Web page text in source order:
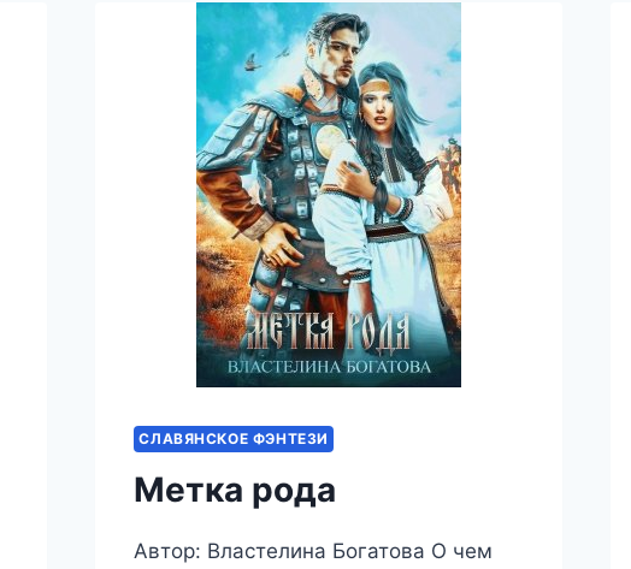
МУЖСКОЙ
ФАКУЛЬТЕТ
СЛАВЯНСКОЕ ФЭНТЕЗИ
Метка рода
Автор: Властелина Богатова О чем